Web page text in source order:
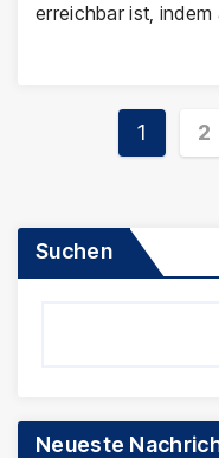
erreichbar ist,
1 2
Suchen
Neueste